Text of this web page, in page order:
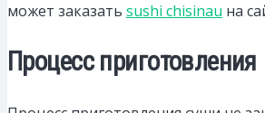
может заказать sushi chisinau на
Процесс приготовления